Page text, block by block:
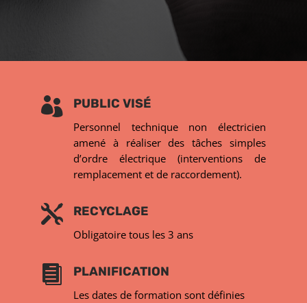
 PUBLIC VISÉ
Personnel technique non électricien
amené à réaliser des tâches simples
d’ordre électrique (interventions de
remplacement et de raccordement).
 RECYCLAGE
Obligatoire tous les 3 ans
 PLANIFICATION
Les dates de formation sont définies